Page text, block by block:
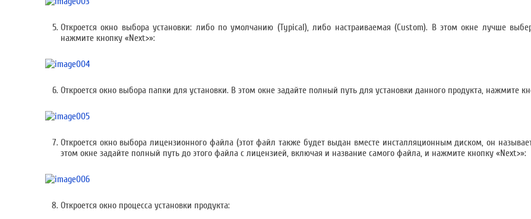
Откроется окно выбора установки: либо по умолчанию (Typical), либо настраиваемая (Custom). В этом окне лучше
нажмите кнопку «Next>»:
Откроется окно выбора папки для установки. В этом окне задайте полный путь для установки данного продукта, нажмите
Откроется окно выбора лицензионного файла (этот файл также будет выдан вместе инсталляционным диском, он
этом окне задайте полный путь до этого файла с лицензией, включая и название самого файла, и нажмите кнопку «Next>»:
Откроется окно процесса установки продукта: